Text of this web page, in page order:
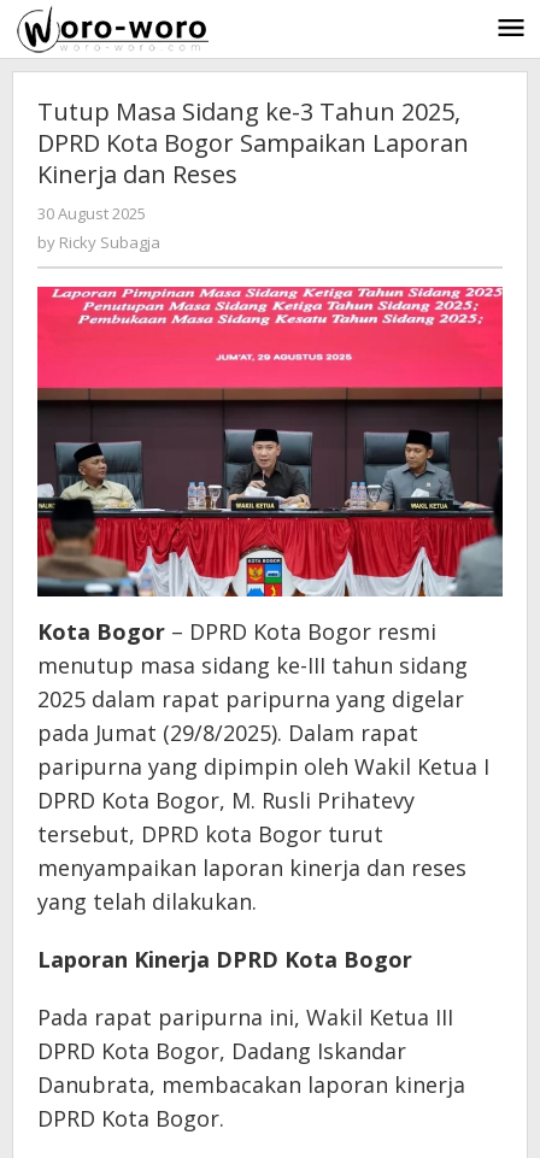
Skip
to
content
Tutup Masa Sidang ke-3 Tahun 2025,
DPRD Kota Bogor Sampaikan Laporan
Kinerja dan Reses
30 August 2025
Ricky
by Ricky Subagja
Kota Bogor – DPRD Kota Bogor resmi
menutup masa sidang ke-III tahun sidang
2025 dalam rapat paripurna yang digelar
pada Jumat (29/8/2025). Dalam rapat
paripurna yang dipimpin oleh Wakil Ketua I
DPRD Kota Bogor, M. Rusli Prihatevy
tersebut, DPRD kota Bogor turut
menyampaikan laporan kinerja dan reses
yang telah dilakukan.
Laporan Kinerja DPRD Kota Bogor
Pada rapat paripurna ini, Wakil Ketua III
DPRD Kota Bogor, Dadang Iskandar
Danubrata, membacakan laporan kinerja
DPRD Kota Bogor.